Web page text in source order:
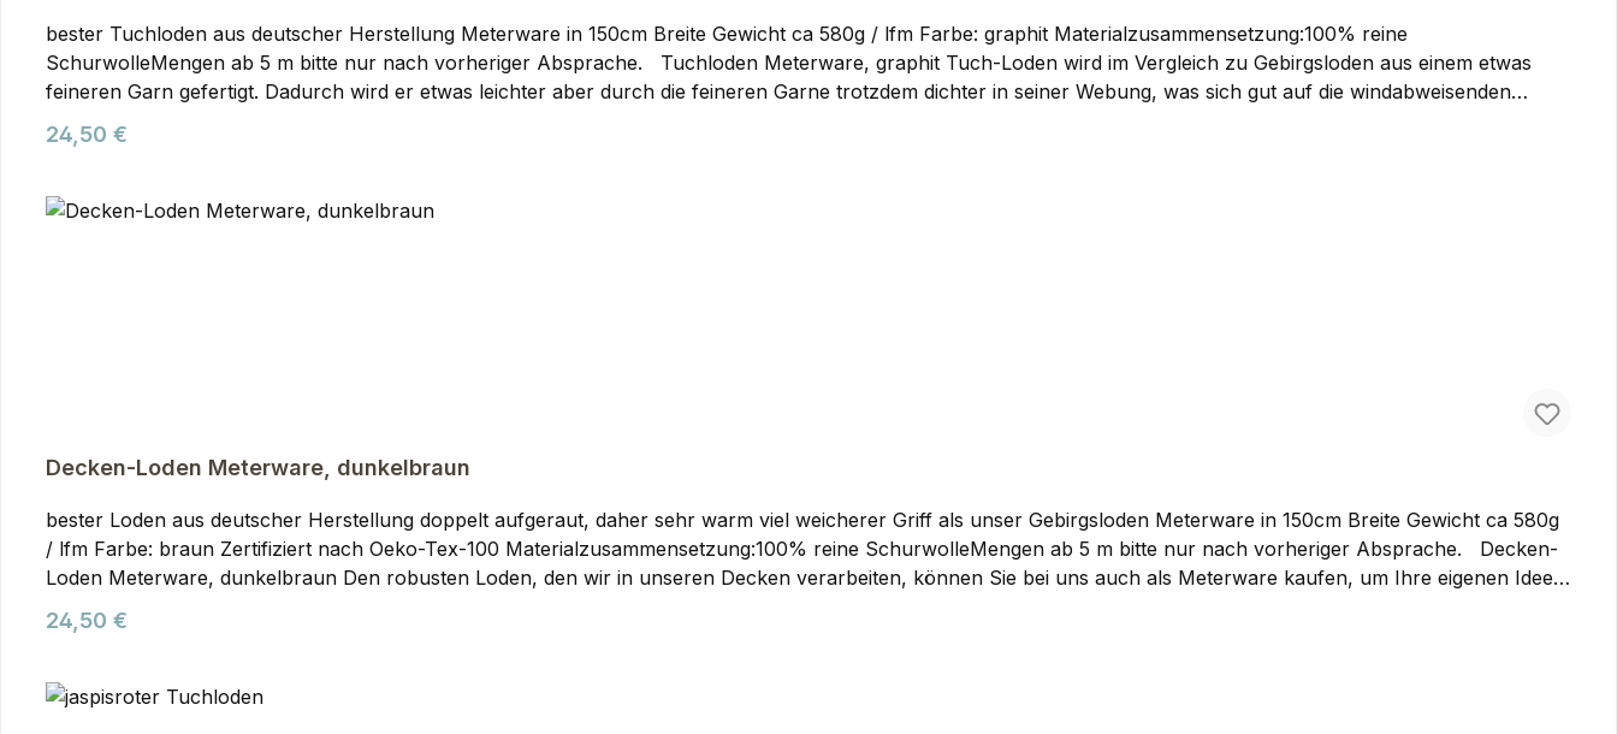
bester Tuchloden aus deutscher Herstellung Meterware in 150cm Breite Gewicht ca 580g / lfm Farbe: graphit Materialzusammensetzung:100% reine
SchurwolleMengen ab 5 m bitte nur nach vorheriger Absprache. Tuchloden Meterware, graphit Tuch-Loden wird im Vergleich zu Gebirgsloden aus einem etwas
feineren Garn gefertigt. Dadurch wird er etwas leichter aber durch die feineren Garne trotzdem dichter in seiner Webung, was sich gut auf die windabweisenden
Eigenschaften auswirkt. Er fällt etwas weicher als Gebirgsloden und eignet sich dadurch besonders für Bekleidung wie Lodenjacken, Lodenhosen oder auch etwas
leichtere Taschen und Rucksäcke. Den Tuchloden verwenden wir selber bevorzugt für unsere Jacken. Sie können ihn bei uns als Meterware kaufen, um Ihre
Jagd- und Outdoorbekleidung.
Regulärer Preis:
24,50 €
Decken-Loden Meterware, dunkelbraun
bester Loden aus deutscher Herstellung doppelt aufgeraut, daher sehr warm viel weicherer Griff als unser Gebirgsloden Meterware in 150cm Breite Gewicht ca 580g
/ lfm Farbe: braun Zertifiziert nach Oeko-Tex-100 Materialzusammensetzung:100% reine SchurwolleMengen ab 5 m bitte nur nach vorheriger Absprache. Decken-
Loden Meterware, dunkelbraun Den robusten Loden, den wir in unseren Decken verarbeiten, können Sie bei uns auch als Meterware kaufen, um Ihre eigenen Ideen
damit umzusetzen. Der Loden wird in deutscher Produktion hergestellt. Er ist stabil und durch seine doppelt aufgeraute Oberfläche besonders warm. Der optimale
Stoff für Decken und alle Gegenstände, die gute Wärmeeigenschaften mitbringen sollen.
Regulärer Preis:
24,50 €